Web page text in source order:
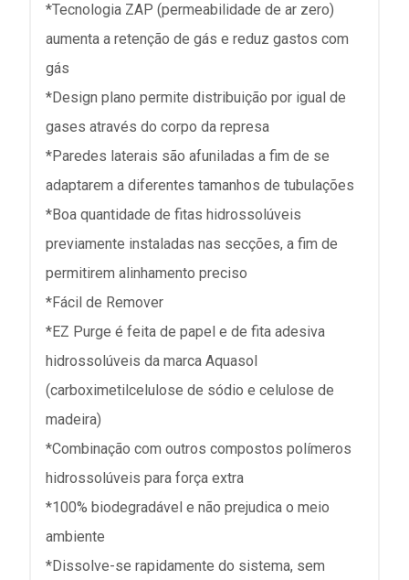
*Tecnologia ZAP (permeabilidade de ar zero)
aumenta a retenção de gás e reduz gastos com
gás
*Design plano permite distribuição por igual de
gases através do corpo da represa
*Paredes laterais são afuniladas a fim de se
adaptarem a diferentes tamanhos de tubulações
*Boa quantidade de fitas hidrossolúveis
previamente instaladas nas secções, a fim de
permitirem alinhamento preciso
*Fácil de Remover
*EZ Purge é feita de papel e de fita adesiva
hidrossolúveis da marca Aquasol
(carboximetilcelulose de sódio e celulose de
madeira)
*Combinação com outros compostos polímeros
hidrossolúveis para força extra
*100% biodegradável e não prejudica o meio
ambiente
*Dissolve-se rapidamente do sistema, sem